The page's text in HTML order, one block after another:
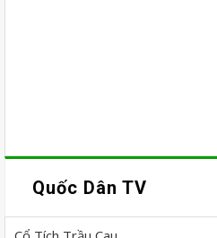
Quốc Dân TV